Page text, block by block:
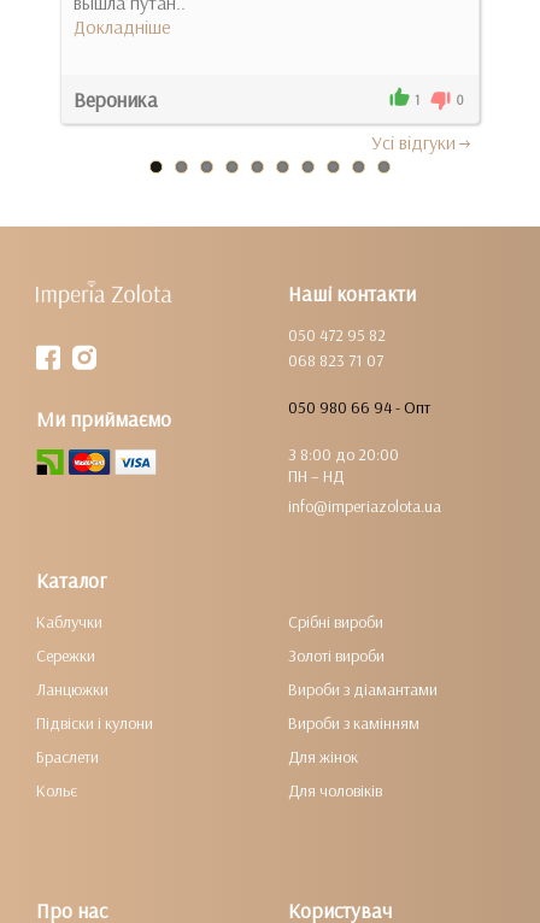
Докладніше
Вероника 1 0
Усi вiдгуки
Наші контакти
050 472 95 82
068 823 71 07
050 980 66 94 - Опт
З 8:00 до 20:00
ПН – НД
info@imperiazolota.ua
Ми приймаємо
Каталог
Каблучки
Сережки
Ланцюжки
Підвіски і кулони
Браслети
Кольє
Срібні вироби
Золоті вироби
Вироби з діамантами
Вироби з камінням
Для жінок
Для чоловіків
Про нас Користувач